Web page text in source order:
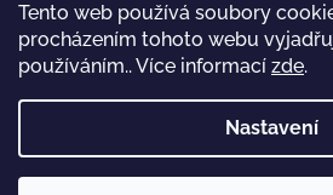
Tento web používá soubory
procházením tohoto webu
používáním.. Více informací zde.
Nastavení
Kontakt
info@dubar.cz